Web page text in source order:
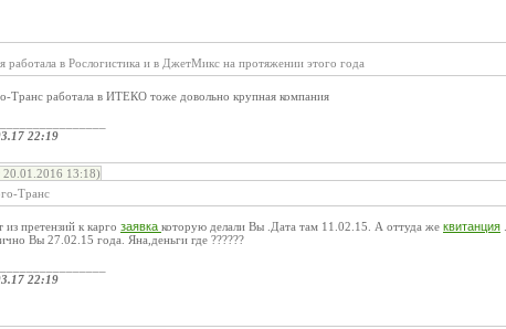
работала в Рослогистика и в ДжетМикс на протяжении этого года
Транс работала в ИТЕКО тоже довольно крупная компания
22:19
13:18)
Транс
претензий к карго заявка которую делали Вы .Дата там 11.02.15. А оттуда же квитанция
Вы 27.02.15 года. Яна,деньги где ??????
22:19